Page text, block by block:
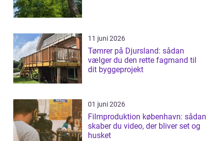
11 juni 2026
Tømrer på Djursland: sådan
vælger du den rette fagmand til
dit byggeprojekt
01 juni 2026
Filmproduktion københavn: sådan
skaber du video, der bliver set og
husket